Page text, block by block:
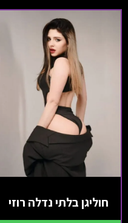
חוליגן בלתי נדלה רוזי